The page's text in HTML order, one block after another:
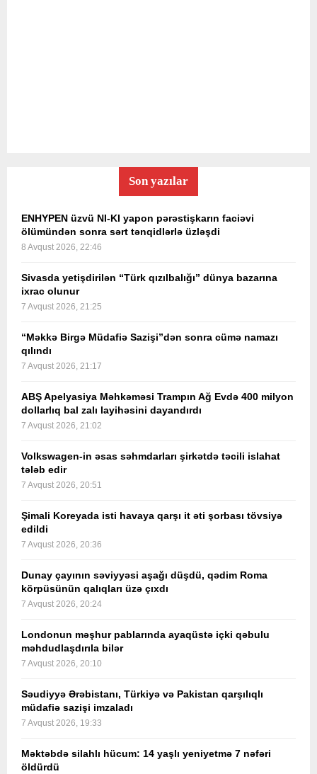
Son yazılar
ENHYPEN üzvü NI-KI yapon pərəstişkarın faciəvi
ölümündən sonra sərt tənqidlərlə üzləşdi
8 Avqust 2026, 22:46
Sivasda yetişdirilən “Türk qızılbalığı” dünya bazarına
ixrac olunur
7 Avqust 2026, 21:25
“Məkkə Birgə Müdafiə Sazişi”dən sonra cümə namazı
qılındı
7 Avqust 2026, 21:17
ABŞ Apelyasiya Məhkəməsi Trampın Ağ Evdə 400 milyon
dollarlıq bal zalı layihəsini dayandırdı
7 Avqust 2026, 21:02
Volkswagen-in əsas səhmdarları şirkətdə təcili islahat
tələb edir
7 Avqust 2026, 20:51
Şimali Koreyada isti havaya qarşı it əti şorbası tövsiyə
edildi
7 Avqust 2026, 20:36
Dunay çayının səviyyəsi aşağı düşdü, qədim Roma
körpüsünün qalıqları üzə çıxdı
7 Avqust 2026, 20:24
Londonun məşhur pablarında ayaqüstə içki qəbulu
məhdudlaşdırıla bilər
7 Avqust 2026, 20:10
Səudiyyə Ərəbistanı, Türkiyə və Pakistan qarşılıqlı
müdafiə sazişi imzaladı
7 Avqust 2026, 19:33
Məktəbdə silahlı hücum: 14 yaşlı yeniyetmə 7 nəfəri
öldürdü